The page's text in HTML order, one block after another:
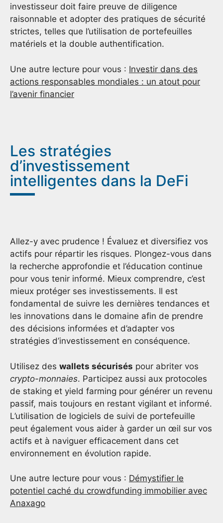
investisseur doit faire preuve de diligence
raisonnable et adopter des pratiques de sécurité
strictes, telles que l’utilisation de portefeuilles
matériels et la double authentification.
Une autre lecture pour vous : Investir dans des
actions responsables mondiales : un atout pour
l’avenir financier
Les stratégies
d’investissement
intelligentes dans la DeFi
Allez-y avec prudence ! Évaluez et diversifiez vos
actifs pour répartir les risques. Plongez-vous dans
la recherche approfondie et l’éducation continue
pour vous tenir informé. Mieux comprendre, c’est
mieux protéger ses investissements. Il est
fondamental de suivre les dernières tendances et
les innovations dans le domaine afin de prendre
des décisions informées et d’adapter vos
stratégies d’investissement en conséquence.
Utilisez des wallets sécurisés pour abriter vos
crypto-monnaies. Participez aussi aux protocoles
de staking et yield farming pour générer un revenu
passif, mais toujours en restant vigilant et informé.
L’utilisation de logiciels de suivi de portefeuille
peut également vous aider à garder un œil sur vos
actifs et à naviguer efficacement dans cet
environnement en évolution rapide.
Une autre lecture pour vous : Démystifier le
potentiel caché du crowdfunding immobilier avec
Anaxago